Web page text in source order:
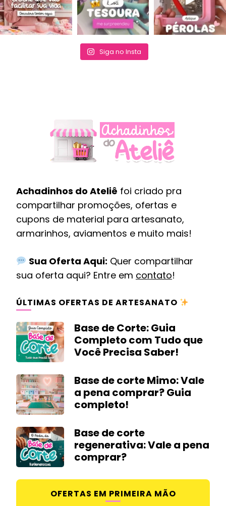
Siga no Insta
Achadinhos do Ateliê foi criado pra
compartilhar promoções, ofertas e
cupons de material para artesanato,
armarinhos, aviamentos e muito mais!
Sua Oferta Aqui: Quer compartilhar
sua oferta aqui? Entre em contato!
ÚLTIMAS OFERTAS DE ARTESANATO
Base de Corte: Guia
Completo com Tudo que
Você Precisa Saber!
Base de corte Mimo: Vale
a pena comprar? Guia
completo!
Base de corte
regenerativa: Vale a pena
comprar?
OFERTAS EM PRIMEIRA MÃO